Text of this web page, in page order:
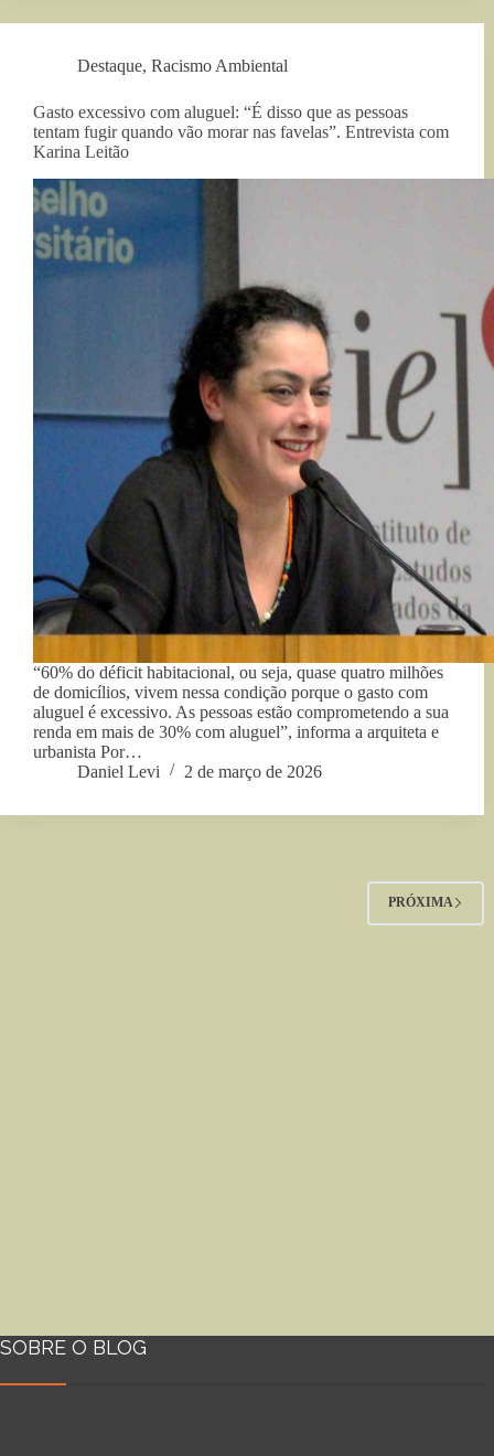
Destaque, Racismo Ambiental
Gasto excessivo com aluguel: “É disso que as pessoas
tentam fugir quando vão morar nas favelas”. Entrevista com
Karina Leitão
“60% do déficit habitacional, ou seja, quase quatro milhões
de domicílios, vivem nessa condição porque o gasto com
aluguel é excessivo. As pessoas estão comprometendo a sua
renda em mais de 30% com aluguel”, informa a arquiteta e
urbanista Por…
Daniel Levi
2 de março de 2026
PRÓXIMA
SOBRE O BLOG